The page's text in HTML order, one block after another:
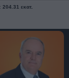
204.31 εκατ.